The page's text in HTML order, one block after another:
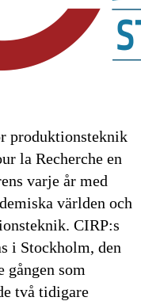
produktionsteknik
la Recherche en
varje år med
världen och
CIRP:s
i Stockholm, den
gången som
två tidigare